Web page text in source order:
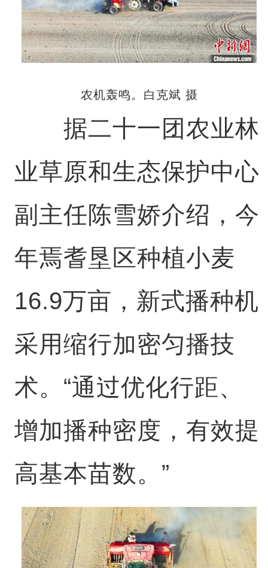
农机轰鸣。白克斌 摄
据二十一团农业林
业草原和生态保护中心
副主任陈雪娇介绍，今
年焉耆垦区种植小麦
16.9万亩，新式播种机
采用缩行加密匀播技
术。“通过优化行距、
增加播种密度，有效提
高基本苗数。”